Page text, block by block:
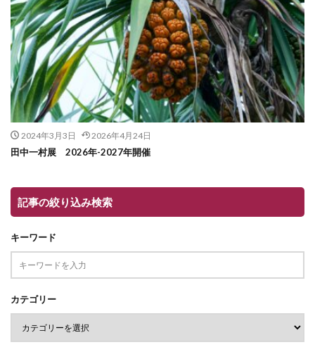
2024年3月3日 2026年4月24日
田中一村展 2026年-2027年開催
記事の絞り込み検索
キーワード
カテゴリー